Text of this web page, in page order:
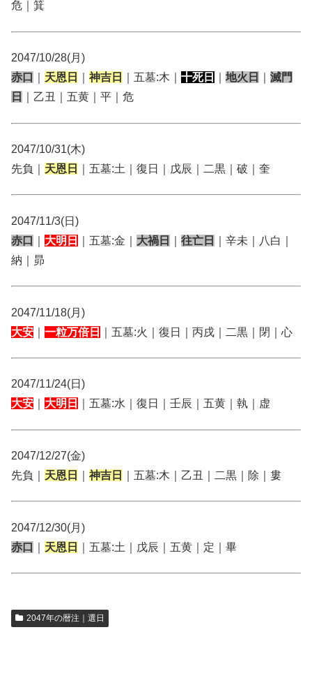
危｜箕
2047/10/28(月)
赤口
天恩日 神吉日 ｜五墓:木｜ 十死日 地火日
滅門
日
｜乙丑｜五黄｜平｜危
2047/10/31(木)
先負｜ 天恩日 ｜五墓:土｜復日｜戊辰｜二黒｜破｜奎
2047/11/3(日)
赤口
大明日 ｜五墓:金｜ 大禍日 往亡日
｜辛未｜八白｜
納｜昴
2047/11/18(月)
大安
一粒万倍日 ｜五墓:火｜復日｜丙戌｜二黒｜閉｜心
2047/11/24(日)
大安
大明日 ｜五墓:水｜復日｜壬辰｜五黄｜執｜虚
2047/12/27(金)
先負｜ 天恩日 神吉日 ｜五墓:木｜乙丑｜二黒｜除｜婁
2047/12/30(月)
赤口
天恩日 ｜五墓:土｜戊辰｜五黄｜定｜畢
2047年の暦注｜選日